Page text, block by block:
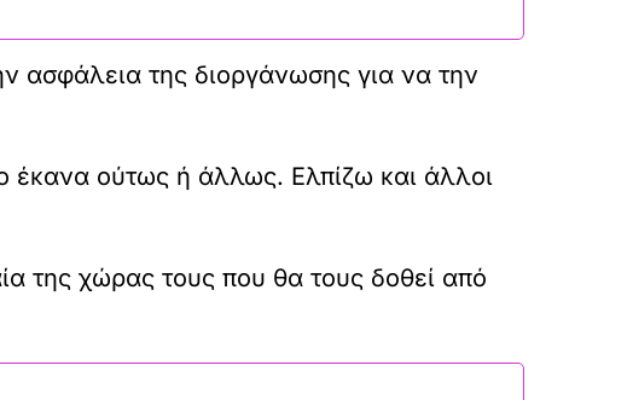
ασφάλεια της διοργάνωσης για να την
έκανα ούτως ή άλλως. Ελπίζω και άλλοι
της χώρας τους που θα τους δοθεί από